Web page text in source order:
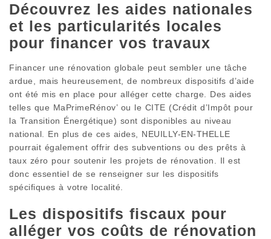
Découvrez les aides nationales
et les particularités locales
pour financer vos travaux
Financer une rénovation globale peut sembler une tâche
ardue, mais heureusement, de nombreux dispositifs d’aide
ont été mis en place pour alléger cette charge. Des aides
telles que MaPrimeRénov’ ou le CITE (Crédit d’Impôt pour
la Transition Énergétique) sont disponibles au niveau
national. En plus de ces aides, NEUILLY-EN-THELLE
pourrait également offrir des subventions ou des prêts à
taux zéro pour soutenir les projets de rénovation. Il est
donc essentiel de se renseigner sur les dispositifs
spécifiques à votre localité.
Les dispositifs fiscaux pour
alléger vos coûts de rénovation